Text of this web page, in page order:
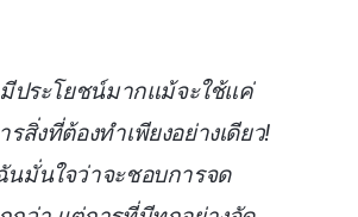
ประโยชน์มากแม้จะใช้แค่
รสิ่งที่ต้องทำเพียงอย่างเดียว!
นมั่นใจว่าจะชอบการจด